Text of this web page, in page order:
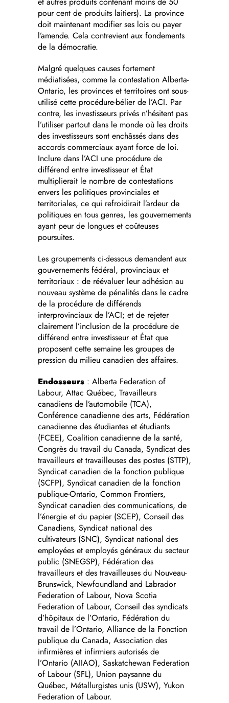
pour cent de produits laitiers). La province
doit maintenant modifier ses lois ou payer
l’amende. Cela contrevient aux fondements
de la démocratie.
Malgré quelques causes fortement
médiatisées, comme la contestation Alberta-
Ontario, les provinces et territoires ont sous-
utilisé cette procédure-bélier de l’ACI. Par
contre, les investisseurs privés n’hésitent pas
l’utiliser partout dans le monde où les droits
des investisseurs sont enchâssés dans des
accords commerciaux ayant force de loi.
Inclure dans l’ACI une procédure de
différend entre investisseur et État
multiplierait le nombre de contestations
envers les politiques provinciales et
territoriales, ce qui refroidirait l’ardeur de
politiques en tous genres, les gouvernements
ayant peur de longues et coûteuses
poursuites.
Les groupements ci-dessous demandent aux
gouvernements fédéral, provinciaux et
territoriaux : de réévaluer leur adhésion au
nouveau système de pénalités dans le cadre
de la procédure de différends
interprovinciaux de l’ACI; et de rejeter
clairement l’inclusion de la procédure de
différend entre investisseur et État que
proposent cette semaine les groupes de
pression du milieu canadien des affaires.
Endosseurs : Alberta Federation of
Labour, Attac Québec, Travailleurs
canadiens de l’automobile (TCA),
Conférence canadienne des arts, Fédération
canadienne des étudiantes et étudiants
(FCEE), Coalition canadienne de la santé,
Congrès du travail du Canada, Syndicat des
travailleurs et travailleuses des postes (STTP),
Syndicat canadien de la fonction publique
(SCFP), Syndicat canadien de la fonction
publique-Ontario, Common Frontiers,
Syndicat canadien des communications, de
l’énergie et du papier (SCEP), Conseil des
Canadiens, Syndicat national des
cultivateurs (SNC), Syndicat national des
employées et employés généraux du secteur
public (SNEGSP), Fédération des
travailleurs et des travailleuses du Nouveau-
Brunswick, Newfoundland and Labrador
Federation of Labour, Nova Scotia
Federation of Labour, Conseil des syndicats
d’hôpitaux de l’Ontario, Fédération du
travail de l’Ontario, Alliance de la Fonction
publique du Canada, Association des
infirmières et infirmiers autorisés de
l’Ontario (AIIAO), Saskatchewan Federation
of Labour (SFL), Union paysanne du
Québec, Métallurgistes unis (USW), Yukon
Federation of Labour.